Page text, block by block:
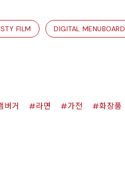
FILM DIGITAL MENUBOARD
버거 라면 가전 화장품